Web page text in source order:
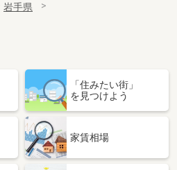
万円
手県盛岡市長田町
岩手県
「住みたい街」
を見つけよう
家賃相場